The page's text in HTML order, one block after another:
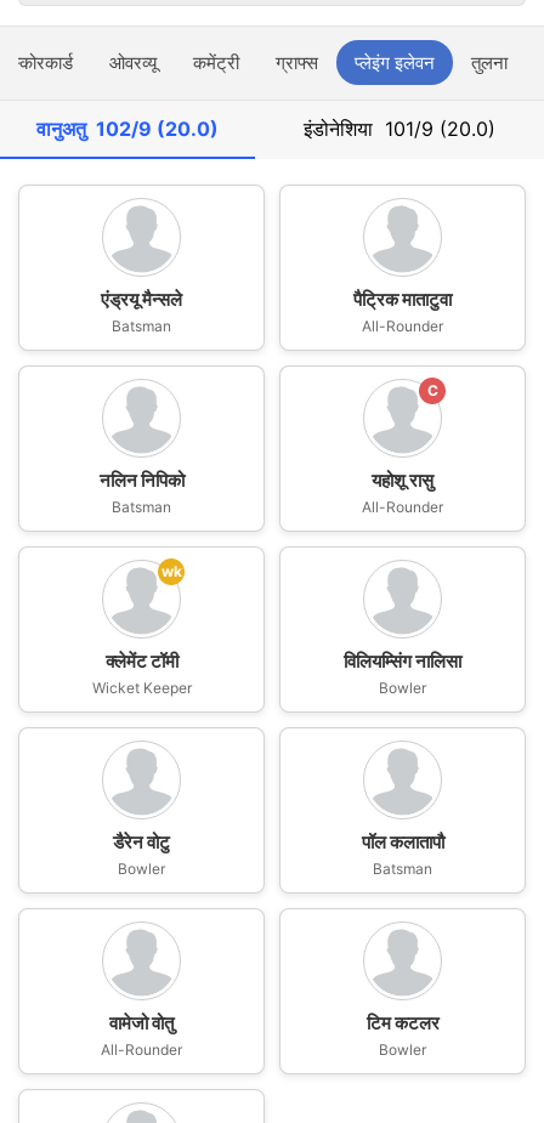
स्कोरकार्ड ओवरव्यू कमेंट्री ग्राफ्स प्लेइंग इलेवन तुलना
वानुअतु 102/9 (20.0) इंडोनेशिया 101/9 (20.0)
एंड्रयू मैन्सले
Batsman
पैट्रिक माताटुवा
All-Rounder
नलिन निपिको
Batsman
C
यहोशू रासु
All-Rounder
wk
क्लेमेंट टॉमी
Wicket Keeper
विलियम्सिंग नालिसा
Bowler
डैरेन वोटु
Bowler
पॉल कलातापौ
Batsman
वामेजो वोतु
All-Rounder
टिम कटलर
Bowler